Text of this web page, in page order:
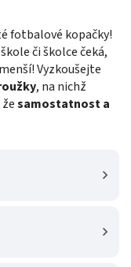
fotbalové kopačky!
či školce čeká,
Vyzkoušejte
, na nichž
samostatnost a